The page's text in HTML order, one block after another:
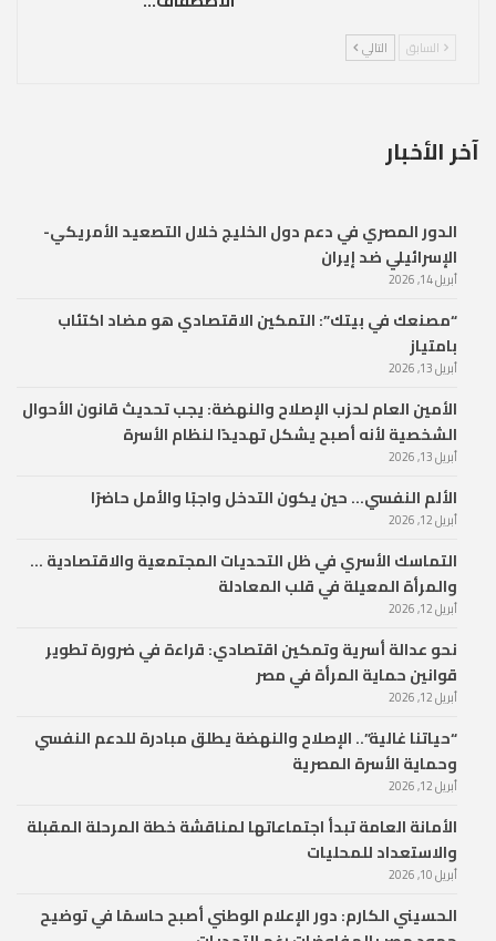
السابق التالي
آخر الأخبار
الدور المصري في دعم دول الخليج خلال التصعيد الأمريكي-
الإسرائيلي ضد إيران
أبريل 14, 2026
“مصنعك في بيتك”: التمكين الاقتصادي هو مضاد اكتئاب
بامتياز
أبريل 13, 2026
الأمين العام لحزب الإصلاح والنهضة: يجب تحديث قانون الأحوال
الشخصية لأنه أصبح يشكل تهديدًا لنظام الأسرة
أبريل 13, 2026
الألم النفسي… حين يكون التدخل واجبًا والأمل حاضرًا
أبريل 12, 2026
التماسك الأسري في ظل التحديات المجتمعية والاقتصادية …
والمرأة المعيلة في قلب المعادلة
أبريل 12, 2026
نحو عدالة أسرية وتمكين اقتصادي: قراءة في ضرورة تطوير
قوانين حماية المرأة في مصر
أبريل 12, 2026
“حياتنا غالية”.. الإصلاح والنهضة يطلق مبادرة للدعم النفسي
وحماية الأسرة المصرية
أبريل 12, 2026
الأمانة العامة تبدأ اجتماعاتها لمناقشة خطة المرحلة المقبلة
والاستعداد للمحليات
أبريل 10, 2026
الحسيني الكارم: دور الإعلام الوطني أصبح حاسمًا في توضيح